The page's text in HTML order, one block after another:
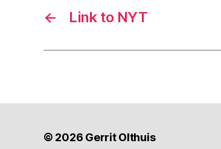
← Link to NYT
© 2026 Gerrit Olthuis